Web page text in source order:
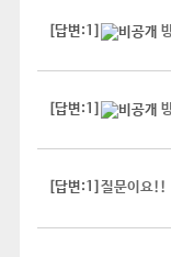
[답변:1]
[답변:1]
질문이요!!
[답변:1]